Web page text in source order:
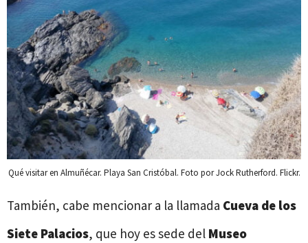
Qué visitar en Almuñécar. Playa San Cristóbal. Foto por Jock Rutherford. Flickr.
También, cabe mencionar a la llamada Cueva de los
Siete Palacios, que hoy es sede del Museo